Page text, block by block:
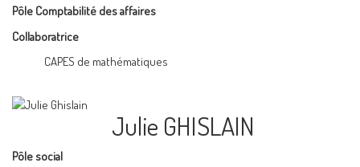
Pôle Comptabilité des affaires
Collaboratrice
CAPES de mathématiques
Julie GHISLAIN
Pôle social